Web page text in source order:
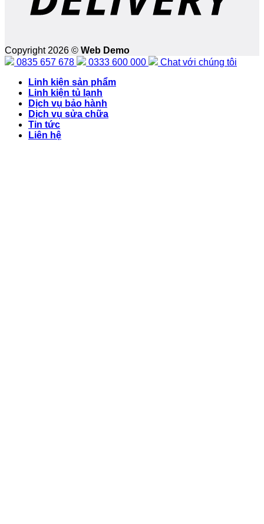
Copyright 2026 © Web Demo
0835 657 678
0333 600 000
Chat với chúng tôi
Linh kiện sản phẩm
Linh kiện tủ lạnh
Dịch vụ bảo hành
Dịch vụ sửa chữa
Tin tức
Liên hệ